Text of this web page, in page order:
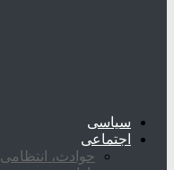
سیاسی
اجتماعی
حوادث، انتظامی